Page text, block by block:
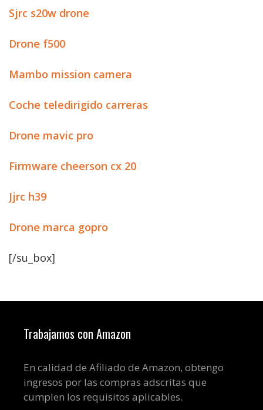
Sjrc s20w drone
Drone f500
Mambo mission camera
Coche teledirigido carreras
Drone mavic pro
Firmware cheerson cx 20
Jjrc h39
Drone marca gopro
[/su_box]
Trabajamos con Amazon
En calidad de Afiliado de Amazon, obtengo
ingresos por las compras adscritas que
cumplen los requisitos aplicables.